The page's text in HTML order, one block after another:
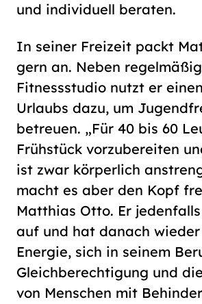
und individuell beraten.
In seiner Freizeit packt
gern an. Neben
Fitnessstudio nutzt er
Urlaubs dazu, um
betreuen. „Für 40 bis 60
Frühstück vorzubereiten
ist zwar körperlich
macht es aber den Kopf
Matthias Otto. Er
auf und hat danach wieder
Energie, sich in seinem
Gleichberechtigung und
von Menschen mit